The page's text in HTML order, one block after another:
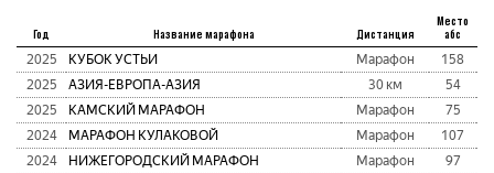
Год Название марафона Дистанция
Место
абс
2025 КУБОК УСТЬИ Марафон
158
2025
АЗИЯ-ЕВРОПА-АЗИЯ 30 км 54
2025
КАМСКИЙ МАРАФОН Марафон
75
2024
МАРАФОН КУЛАКОВОЙ Марафон
107
2024
НИЖЕГОРОДСКИЙ МАРАФОН Марафон
97